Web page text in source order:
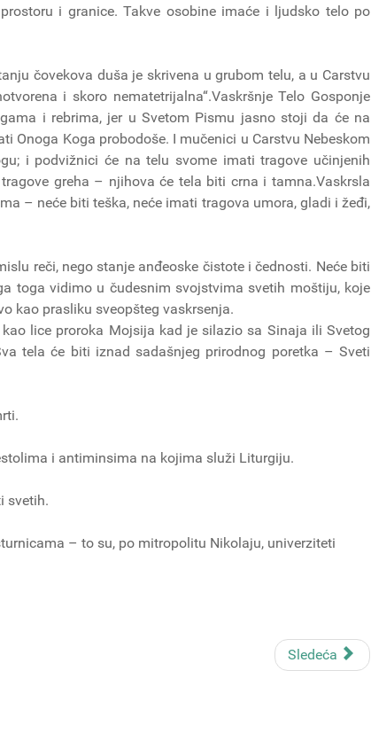
i granice. Takve osobine imaće i ljudsko telo po
čovekova duša je skrivena u grubom telu, a u Carstvu
i skoro nematetrijalna“.Vaskršnje Telo Gosponje
i rebrima, jer u Svetom Pismu jasno stoji da će na
Onoga Koga probodoše. I mučenici u Carstvu Nebeskom
i podvižnici će na telu svome imati tragove učinjenih
greha – njihova će tela biti crna i tamna.Vaskrsla
– neće biti teška, neće imati tragova umora, gladi i žeđi,
reči, nego stanje anđeoske čistote i čednosti. Neće biti
toga vidimo u čudesnim svojstvima svetih moštiju, koje
kao prasliku sveopšteg vaskrsenja.
lice proroka Mojsija kad je silazio sa Sinaja ili Svetog
tela će biti iznad sadašnjeg prirodnog poretka – Sveti
i antiminsima na kojima služi Liturgiju.
svetih.
– to su, po mitropolitu Nikolaju, univerziteti
Sledeća